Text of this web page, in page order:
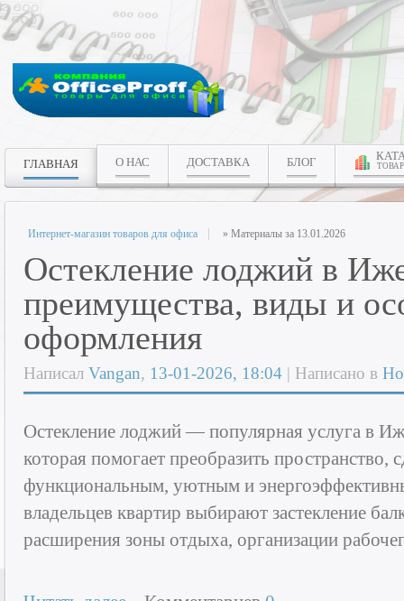
ГЛАВНАЯ О НАС ДОСТАВКА БЛОГ
Интернет-магазин товаров для офиса » Материалы за 13.01.2026
Остекление лоджий в
преимущества, виды и
оформления
Написал Vangan, 13-01-2026, 18:04 | Написано в
Остекление лоджий — популярная услуга в
которая помогает преобразить пространство,
функциональным, уютным и
владельцев квартир выбирают застекление
расширения зоны отдыха, организации